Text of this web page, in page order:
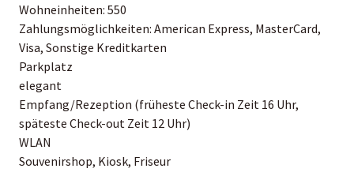
Wohneinheiten: 550
Zahlungsmöglichkeiten: American Express, MasterCard,
Visa, Sonstige Kreditkarten
Parkplatz
elegant
Empfang/Rezeption (früheste Check-in Zeit 16 Uhr,
späteste Check-out Zeit 12 Uhr)
WLAN
Souvenirshop, Kiosk, Friseur